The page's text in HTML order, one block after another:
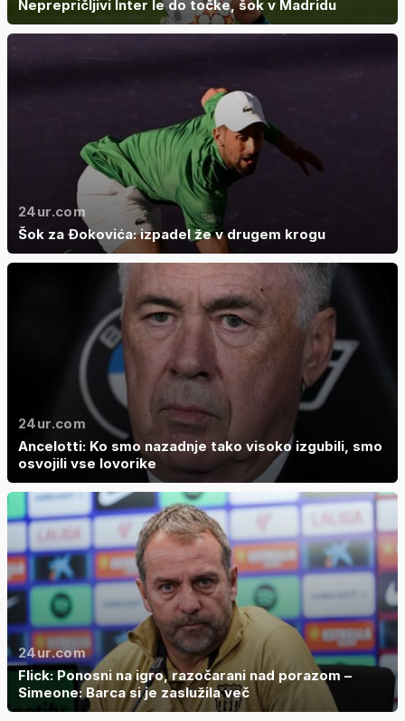
Neprepričljivi Inter le do točke, šok v Madridu
24ur.com
Šok za Đokovića: izpadel že v drugem krogu
24ur.com
Ancelotti: Ko smo nazadnje tako visoko izgubili, smo
osvojili vse lovorike
24ur.com
Flick: Ponosni na igro, razočarani nad porazom –
Simeone: Barca si je zaslužila več